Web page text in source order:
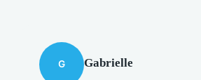
G Gabrielle